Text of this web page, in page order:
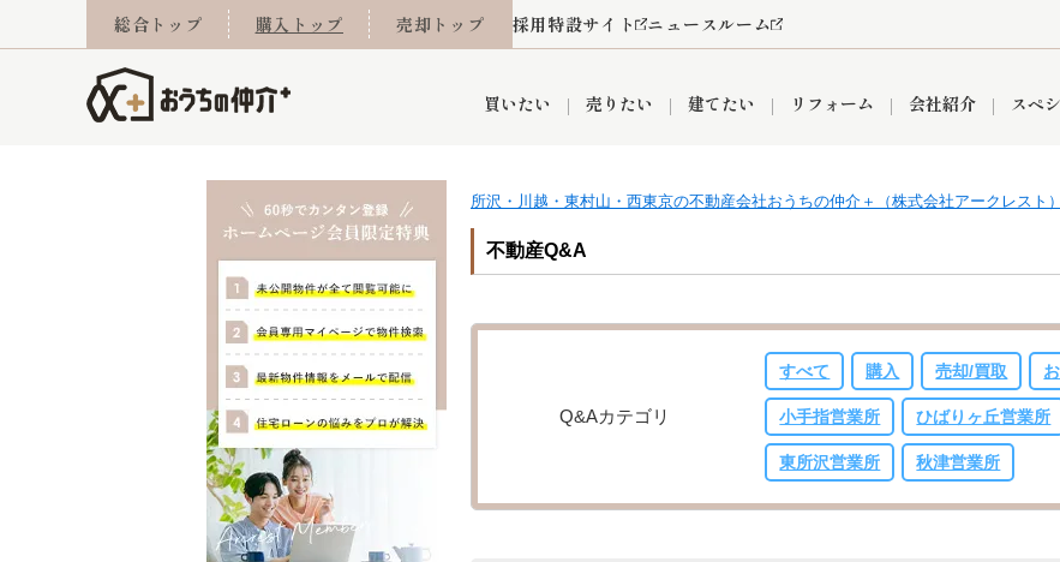
総合トップ 購入トップ 売却トップ 採用特設サイト ニュースルーム
買いたい
町名から探す
当社お預かり物件 グループ会社施工物件 リノベーション済み物件
今月の住宅ローン金利 当社提携金融機関 8代疾病保証付き住宅ローン 団体信用保険 購
売りたい
売却成功実績
住み替え 離婚 リースバック
西東京市 東久留米市 東村山市 入間市 狭山市 富士見市 新座市
建てたい リフォーム
リフォーム事例
会社紹介
採用情報
小手指営業所 所沢営業所 ひばりケ丘営業所 秋津営業
おうちLABO おうちのリフォーム おうちパークグループの強み
スペ
おうちパークくらぶ
売却査定依頼
所沢・川越・東村山・西東京の不動産会社おうちの仲介＋（株式会社アークレスト）
不動産Q&A
Q&Aカテゴリ
すべて 購入 売却/買取
小手指営業所 ひばりヶ丘営業所
東所沢営業所 秋津営業所